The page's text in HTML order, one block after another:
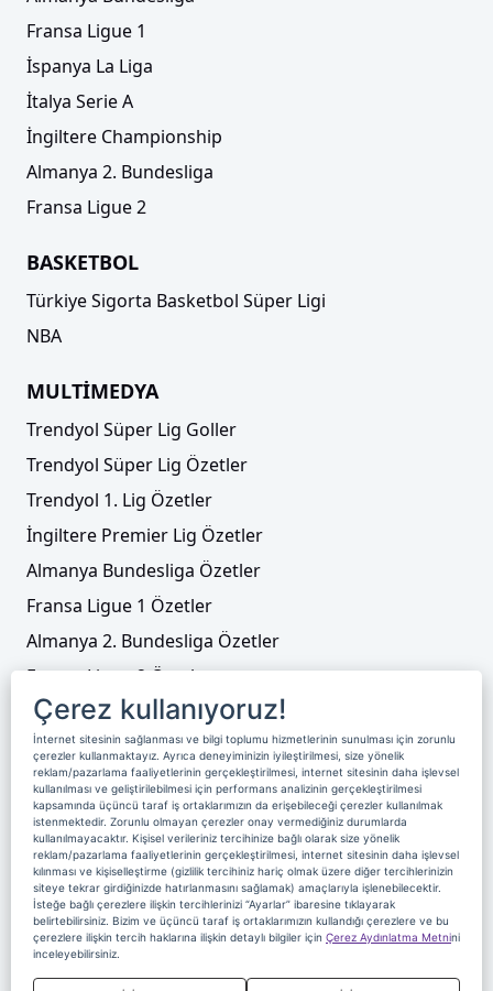
Fransa Ligue 1
İspanya La Liga
İtalya Serie A
İngiltere Championship
Almanya 2. Bundesliga
Fransa Ligue 2
BASKETBOL
Türkiye Sigorta Basketbol Süper Ligi
NBA
MULTİMEDYA
Trendyol Süper Lig Goller
Trendyol Süper Lig Özetler
Trendyol 1. Lig Özetler
İngiltere Premier Lig Özetler
Almanya Bundesliga Özetler
Fransa Ligue 1 Özetler
Almanya 2. Bundesliga Özetler
Fransa Ligue 2 Özetler
Tenis
Video Liste
Foto Galeriler
Üyelik Yayın Akışı Reklam
Site Sözleşmesi
Künye ve İletişim
Çerez Politikası
Çerez Yönetimi
Veri Sahibi Başvuru Formu
Nereden İzlerim
Copyright 2020 Digiturk Bu siteyi kullanarak sözleşmeyi kabul etmiş
Çerez kullanıyoruz!
İnternet sitesinin sağlanması ve bilgi toplumu hizmetlerinin sunulması için zorunlu
çerezler kullanmaktayız. Ayrıca deneyiminizin iyileştirilmesi, size yönelik
reklam/pazarlama faaliyetlerinin gerçekleştirilmesi, internet sitesinin daha işlevsel
kullanılması ve geliştirilebilmesi için performans analizinin gerçekleştirilmesi
kapsamında üçüncü taraf iş ortaklarımızın da erişebileceği çerezler kullanılmak
istenmektedir. Zorunlu olmayan çerezler onay vermediğiniz durumlarda
kullanılmayacaktır. Kişisel verileriniz tercihinize bağlı olarak size yönelik
reklam/pazarlama faaliyetlerinin gerçekleştirilmesi, internet sitesinin daha işlevsel
kılınması ve kişiselleştirme (gizlilik tercihiniz hariç olmak üzere diğer tercihlerinizin
siteye tekrar girdiğinizde hatırlanmasını sağlamak) amaçlarıyla işlenebilecektir.
İsteğe bağlı çerezlere ilişkin tercihlerinizi “Ayarlar” ibaresine tıklayarak
belirtebilirsiniz. Bizim ve üçüncü taraf iş ortaklarımızın kullandığı çerezlere ve bu
çerezlere ilişkin tercih haklarına ilişkin detaylı bilgiler için Çerez Aydınlatma Metnini
inceleyebilirsiniz.